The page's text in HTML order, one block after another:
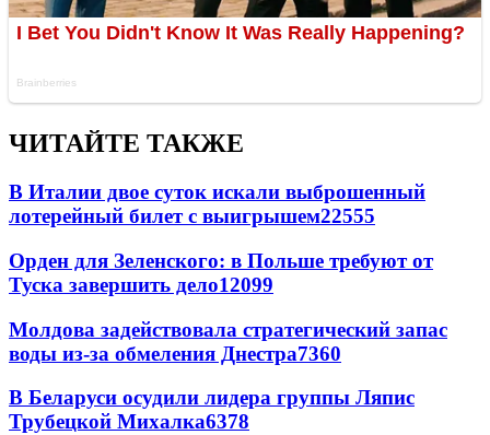
ЧИТАЙТЕ ТАКЖЕ
В Италии двое суток искали выброшенный
лотерейный билет с выигрышем22555
Орден для Зеленского: в Польше требуют от
Туска завершить дело12099
Молдова задействовала стратегический запас
воды из-за обмеления Днестра7360
В Беларуси осудили лидера группы Ляпис
Трубецкой Михалка6378